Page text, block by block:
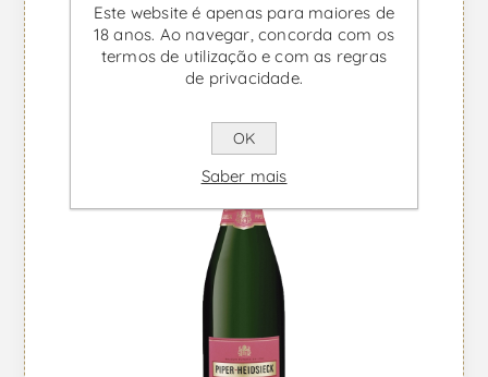
Este website é apenas para maiores de
18 anos. Ao navegar, concorda com os
termos de utilização e com as regras
de privacidade.
OK
Saber mais